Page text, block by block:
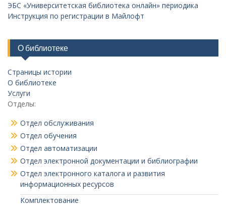
ЭБС «Университетская библиотека онлайн» периодика
Инструкция по регистрации в Майлофт
О библиотеке
Страницы истории
О библиотеке
Услуги
Отделы:
Отдел обслуживания
Отдел обучения
Отдел автоматизации
Отдел электронной документации и библиографии
Отдел электронного каталога и развития
информационных ресурсов
Комплектование